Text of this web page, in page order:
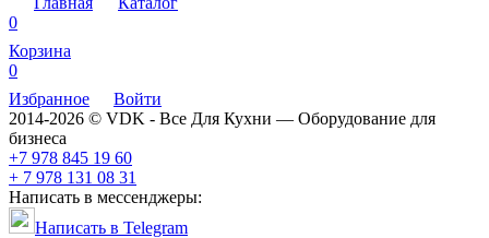
0
Корзина
0
Избранное
Войти
2014-2026 © VDK - Все Для Кухни — Оборудование для
бизнеса
+7 978 845 19 60
+ 7 978 131 08 31
Написать в мессенджеры:
Написать в Telegram